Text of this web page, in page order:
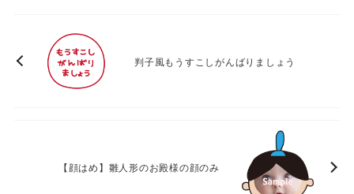
判子風もうすこしがんばりましょう
【顔はめ】雛人形のお殿様の顔のみ